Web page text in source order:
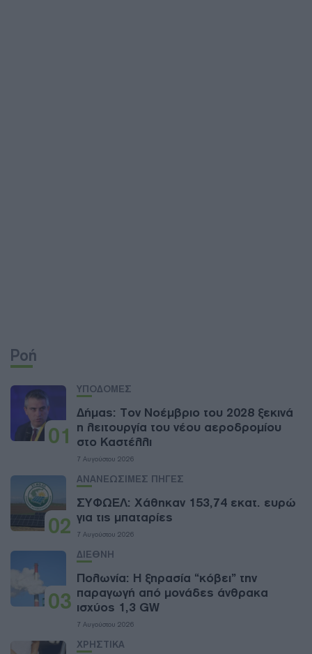
Ροή
01
ΥΠΟΔΟΜΕΣ
Δήμας: Τον Νοέμβριο του 2028 ξεκινά
η λειτουργία του νέου αεροδρομίου
στο Καστέλλι
7 Αυγούστου 2026
02
ΑΝΑΝΕΩΣΙΜΕΣ ΠΗΓΕΣ
ΣΥΦΩΕΛ: Χάθηκαν 153,74 εκατ. ευρώ
για τις μπαταρίες
7 Αυγούστου 2026
03
ΔΙΕΘΝΗ
Πολωνία: Η ξηρασία “κόβει” την
παραγωγή από μονάδες άνθρακα
ισχύος 1,3 GW
7 Αυγούστου 2026
ΧΡΗΣΤΙΚΑ